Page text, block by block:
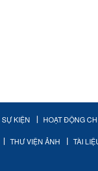
KIỆN HOẠT ĐỘNG
THƯ VIỆN ẢNH TÀI